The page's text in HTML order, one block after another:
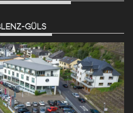
GÜLS